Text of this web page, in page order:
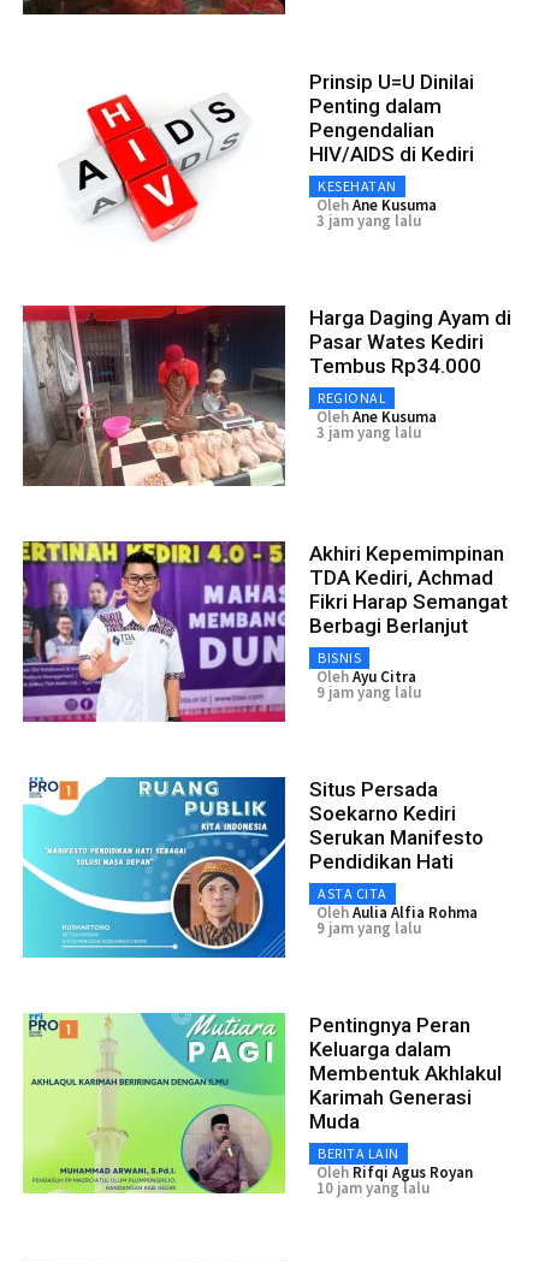
Prinsip U=U Dinilai
Penting dalam
Pengendalian
HIV/AIDS di Kediri
KESEHATAN
OlehAne Kusuma
3 jam yang lalu
Harga Daging Ayam di
Pasar Wates Kediri
Tembus Rp34.000
REGIONAL
OlehAne Kusuma
3 jam yang lalu
Akhiri Kepemimpinan
TDA Kediri, Achmad
Fikri Harap Semangat
Berbagi Berlanjut
BISNIS
OlehAyu Citra
9 jam yang lalu
Situs Persada
Soekarno Kediri
Serukan Manifesto
Pendidikan Hati
ASTA CITA
OlehAulia Alfia Rohma
9 jam yang lalu
Pentingnya Peran
Keluarga dalam
Membentuk Akhlakul
Karimah Generasi
Muda
BERITA LAIN
Oleh Rifqi Agus Royan
10 jam yang lalu